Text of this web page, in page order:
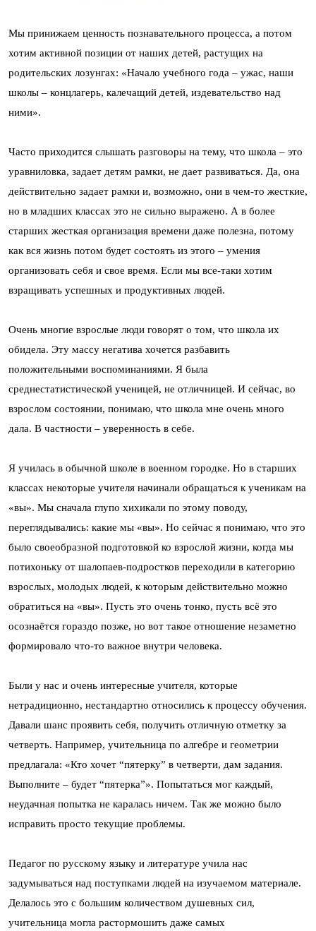
Мы принижаем ценность познавательного процесса, а потом
хотим активной позиции от наших детей, растущих на
родительских лозунгах: «Начало учебного года – ужас, наши
школы – концлагерь, калечащий детей, издевательство над
ними».
Часто приходится слышать разговоры на тему, что школа – это
уравниловка, задает детям рамки, не дает развиваться. Да, она
действительно задает рамки и, возможно, они в чем-то жесткие,
но в младших классах это не сильно выражено. А в более
старших жесткая организация времени даже полезна, потому
как вся жизнь потом будет состоять из этого – умения
организовать себя и свое время. Если мы все-таки хотим
взращивать успешных и продуктивных людей.
Очень многие взрослые люди говорят о том, что школа их
обидела. Эту массу негатива хочется разбавить
положительными воспоминаниями. Я была
среднестатистической ученицей, не отличницей. И сейчас, во
взрослом состоянии, понимаю, что школа мне очень много
дала. В частности – уверенность в себе.
Я училась в обычной школе в военном городке. Но в старших
классах некоторые учителя начинали обращаться к ученикам на
«вы». Мы сначала глупо хихикали по этому поводу,
переглядывались: какие мы «вы». Но сейчас я понимаю, что это
было своеобразной подготовкой ко взрослой жизни, когда мы
потихоньку от шалопаев-подростков переходили в категорию
взрослых, молодых людей, к которым действительно можно
обратиться на «вы». Пусть это очень тонко, пусть всё это
осознаётся гораздо позже, но вот такое отношение незаметно
формировало что-то важное внутри человека.
Были у нас и очень интересные учителя, которые
нетрадиционно, нестандартно относились к процессу обучения.
Давали шанс проявить себя, получить отличную отметку за
четверть. Например, учительница по алгебре и геометрии
предлагала: «Кто хочет “пятерку” в четверти, дам задания.
Выполните – будет “пятерка”». Попытаться мог каждый,
неудачная попытка не каралась ничем. Так же можно было
исправить просто текущие проблемы.
Педагог по русскому языку и литературе учила нас
задумываться над поступками людей на изучаемом материале.
Делалось это с большим количеством душевных сил,
учительница могла растормошить даже самых